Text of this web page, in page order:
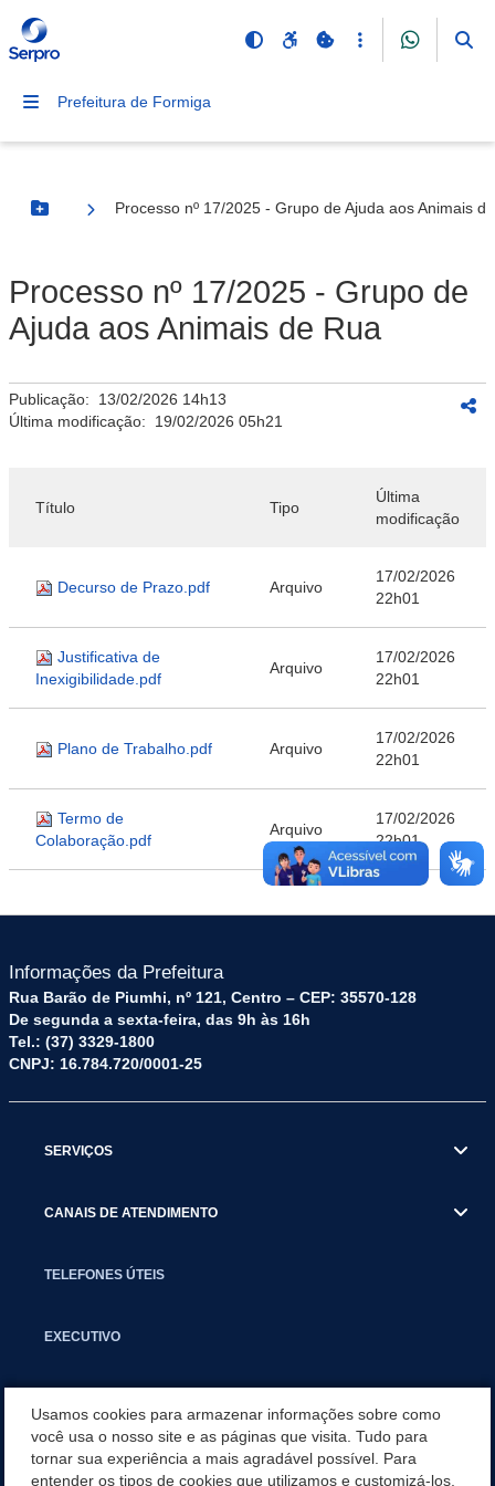
Prefeitura de Formiga
Botão Menu
Processo nº 17/2025 - Grupo de Ajuda aos Animais
Processo nº 17/2025 - Grupo de
Ajuda aos Animais de Rua
Publicação: 13/02/2026 14h13
Última modificação: 19/02/2026 05h21
Título Tipo
Última
modificação
Decurso de Prazo.pdf Arquivo
17/02/2026
22h01
Justificativa de
Inexigibilidade.pdf
Arquivo
17/02/2026
22h01
Plano de Trabalho.pdf Arquivo
17/02/2026
22h01
Termo de
Colaboração.pdf
Arquivo
17/02/2026
22h01
Informações da Prefeitura
Rua Barão de Piumhi, nº 121, Centro – CEP: 35570-128
De segunda a sexta-feira, das 9h às 16h
Tel.: (37) 3329-1800
CNPJ: 16.784.720/0001-25
SERVIÇOS
CANAIS DE ATENDIMENTO
TELEFONES ÚTEIS
EXECUTIVO
APLICATIVO
Usamos cookies para armazenar informações sobre como
você usa o nosso site e as páginas que visita. Tudo para
tornar sua experiência a mais agradável possível. Para
entender os tipos de cookies que utilizamos e customizá-los,